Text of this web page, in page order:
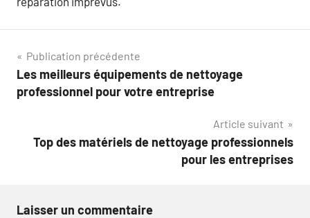
Navigation
de
Publication précédente
Les meilleurs équipements de nettoyage
professionnel pour votre entreprise
Article suivant
Top des matériels de nettoyage professionnels
pour les entreprises
Laisser un commentaire